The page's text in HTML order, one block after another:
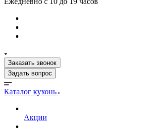
Заказать звонок
Задать вопрос
Каталог кухонь
Акции